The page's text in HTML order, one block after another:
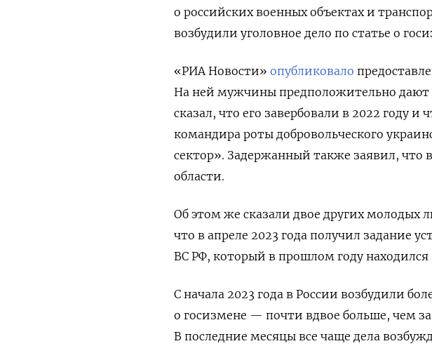
о российских военных объектах и
возбудили уголовное дело по статье о
«РИА Новости» опубликовало
На ней мужчины предположительно дают
сказал, что его завербовали в 2022 году
командира роты добровольческого
сектор». Задержанный также заявил, что
области.
Об этом же сказали двое других молодых
что в апреле 2023 года получил задание
ВС РФ, который в прошлом году находился
С начала 2023 года в России возбудили
о госизмене — почти вдвое больше, чем
В последние месяцы все чаще дела